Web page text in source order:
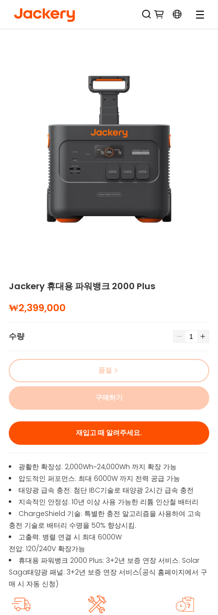
Jackery 휴대용 파워뱅크 2000 Plus
₩2,399,000
수량
품절
구매하기
재입고 때 알려주세요.
광활한 확장성: 2,000Wh~24,000Wh 까지 확장 가능
압도적인 퍼포먼스: 최대 6000W 까지 전력 공급 가능
태양광 급속 충전: 첨단 IBC기술로 태양광 2시간 급속 충전
지속적인 안정성: 10년 이상 사용 가능한 리튬 인산철 배터리
ChargeShield 기술: 특별한 충전 알고리즘을 사용하여 고속
충전 기술로 배터리 수명을 50% 향상시킴.
고출력: 병렬 연결 시 최대 6000W
전압: 120/240V 확장가능
휴대용 파워뱅크 2000 Plus: 3+2년 보증 연장 서비스. Solar
Saga태양광 패널: 3+2년 보증 연장 서비스(공식 홈페이지에서 구
매 시 자동 신청)